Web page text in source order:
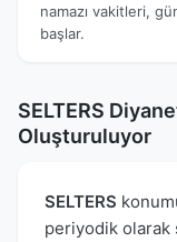
namazı vakitleri,
başlar.
SELTERS
Oluşturuluyor
SELTERS
periyodik olarak